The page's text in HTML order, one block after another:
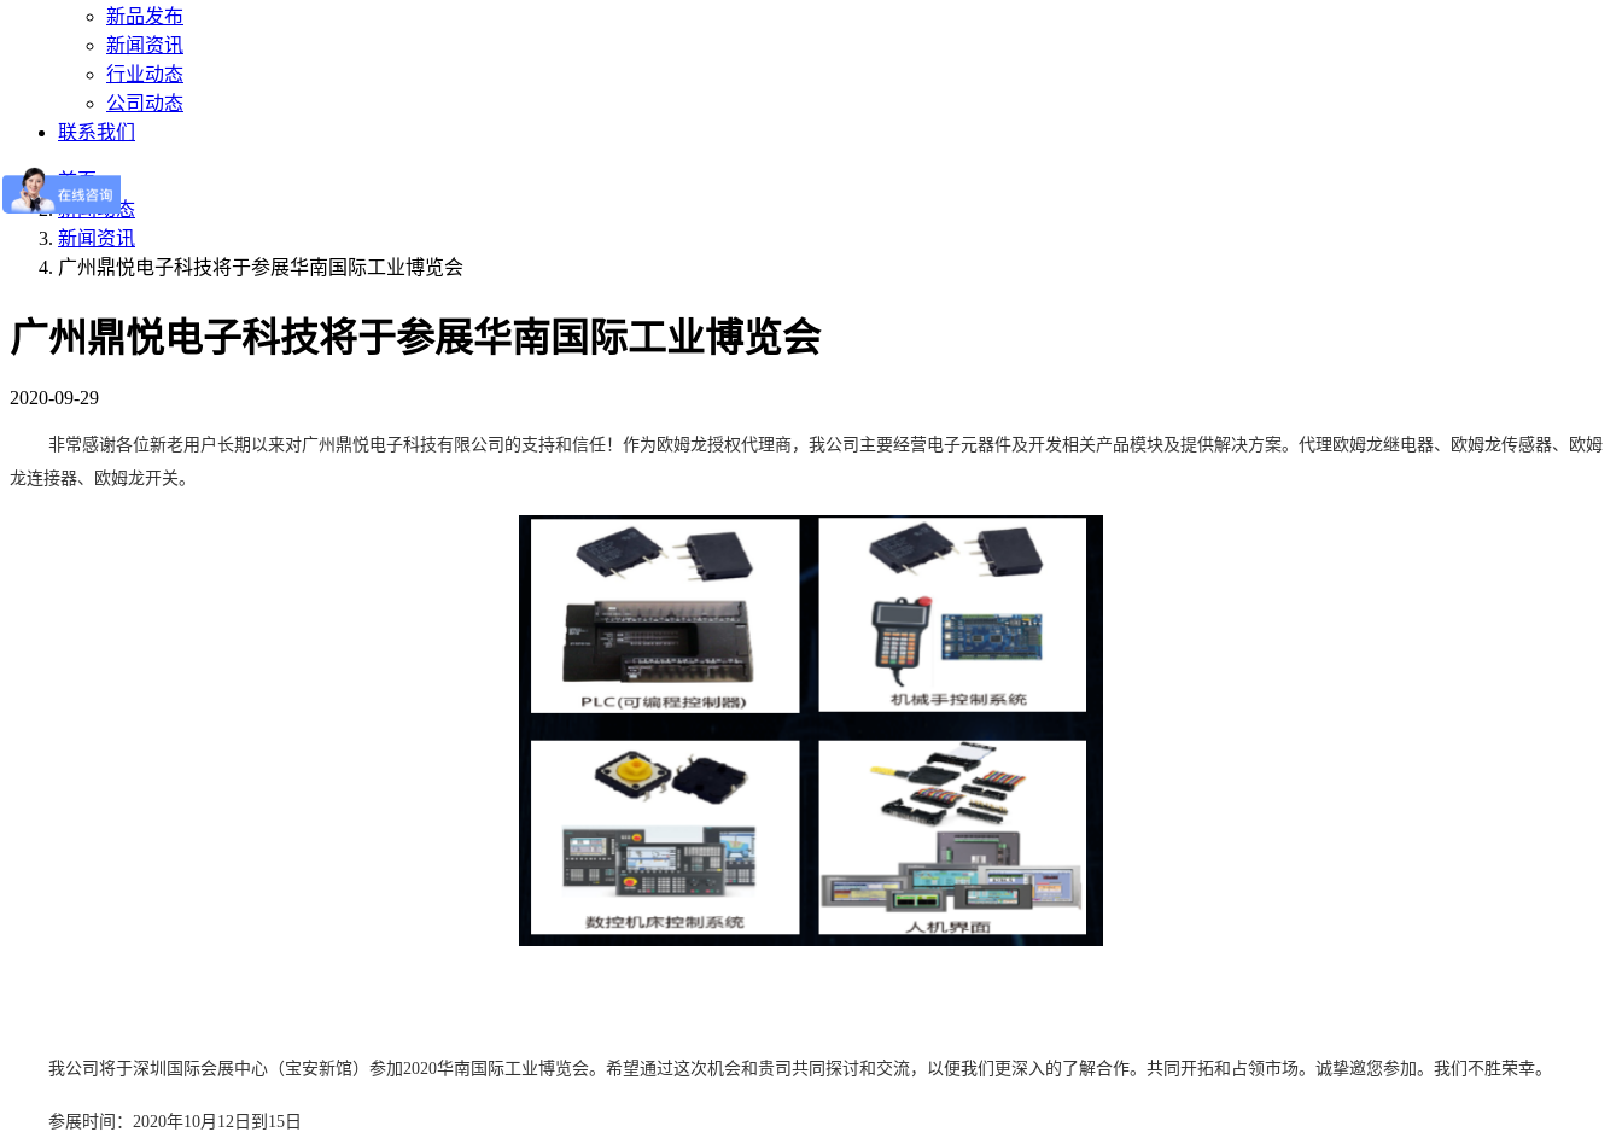
新品发布
新闻资讯
行业动态
公司动态
联系我们
首页
新闻动态
新闻资讯
广州鼎悦电子科技将于参展华南国际工业博览会
广州鼎悦电子科技将于参展华南国际工业博览会
2020-09-29
非常感谢各位新老用户长期以来对广州鼎悦电子科技有限公司的支持和信任！作为欧姆龙授权代理商，我公司主要经营电子元器件及开发相关产品模块及提供解决方案。代理欧姆龙继电器、欧姆龙传感器、欧姆
龙连接器、欧姆龙开关。
我公司将于深圳国际会展中心（宝安新馆）参加2020华南国际工业博览会。希望通过这次机会和贵司共同探讨和交流，以便我们更深入的了解合作。共同开拓和占领市场。诚挚邀您参加。我们不胜荣幸。
参展时间：2020年10月12日到15日